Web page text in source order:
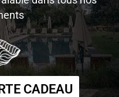
CADEAU